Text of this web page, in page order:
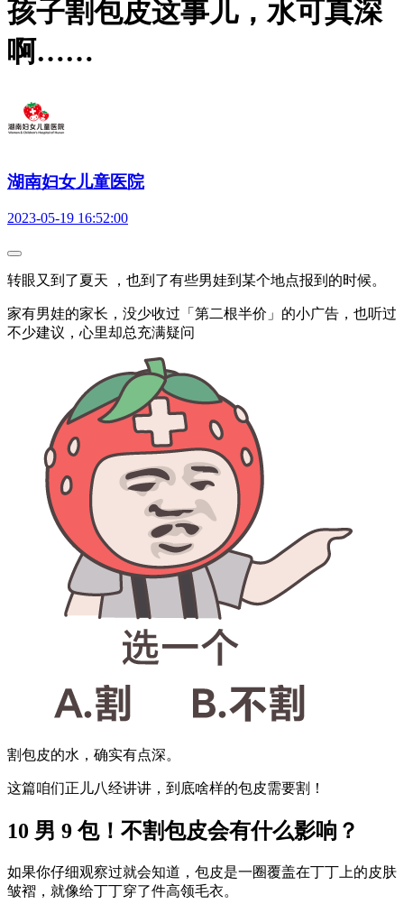
孩子割包皮这事儿，水可真深
啊……
湖南妇女儿童医院
2023-05-19 16:52:00
转眼又到了夏天 ，也到了有些男娃到某个地点报到的时候。
家有男娃的家长，没少收过「第二根半价」的小广告，也听过
不少建议，心里却总充满疑问
割包皮的水，确实有点深。
这篇咱们正儿八经讲讲，到底啥样的包皮需要割！
10 男 9 包！不割包皮会有什么影响？
如果你仔细观察过就会知道，包皮是一圈覆盖在丁丁上的皮肤
皱褶，就像给丁丁穿了件高领毛衣。